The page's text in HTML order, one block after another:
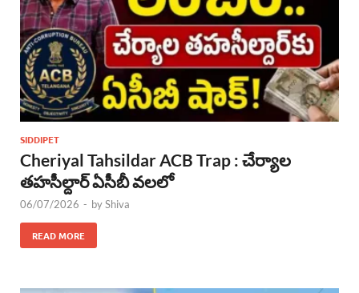
SIDDIPET
Cheriyal Tahsildar ACB Trap : చేర్యాల
తహసీల్దార్ ఏసీబీ వలలో
06/07/2026 - byShiva
READ MORE